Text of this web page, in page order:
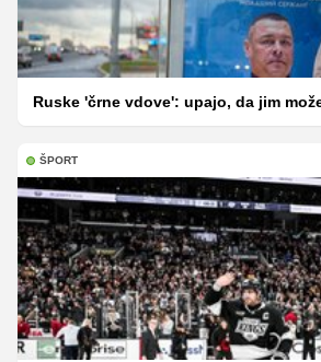
Ruske 'črne vdove': upajo, da jim
ŠPORT